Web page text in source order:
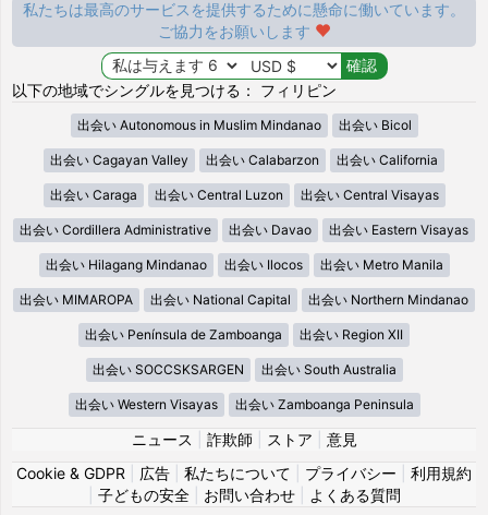
私たちは最高のサービスを提供するために懸命に働いています。
ご協力をお願いします
以下の地域でシングルを見つける： フィリピン
出会い Autonomous in Muslim Mindanao 出会い Bicol
出会い Cagayan Valley 出会い Calabarzon 出会い California
出会い Caraga 出会い Central Luzon 出会い Central Visayas
出会い Cordillera Administrative 出会い Davao 出会い Eastern Visayas
出会い Hilagang Mindanao 出会い Ilocos 出会い Metro Manila
出会い MIMAROPA 出会い National Capital 出会い Northern Mindanao
出会い Península de Zamboanga 出会い Region XII
出会い SOCCSKSARGEN 出会い South Australia
出会い Western Visayas 出会い Zamboanga Peninsula
ニュース 詐欺師 ストア
意見
Cookie & GDPR
広告 私たちについて プライバシー
利用規約
子どもの安全| お問い合わせ| よくある質問